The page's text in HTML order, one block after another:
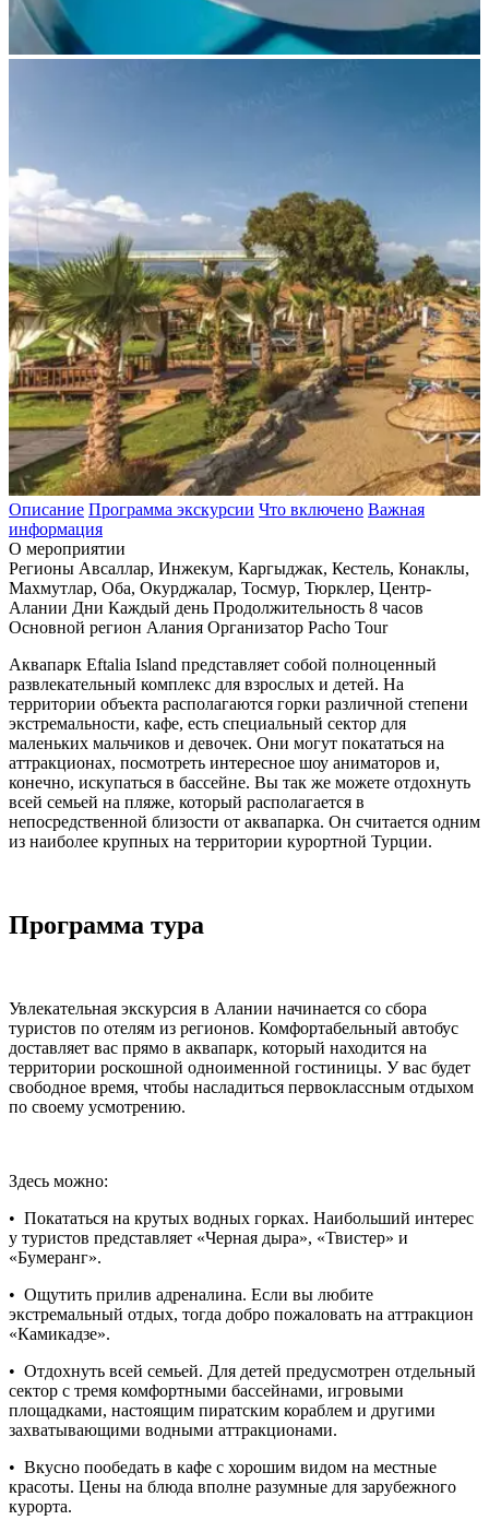
Описание Программа экскурсии Что включено Важная
информация
О мероприятии
Регионы Авсаллар, Инжекум, Каргыджак, Кестель, Конаклы,
Махмутлар, Оба, Окурджалар, Тосмур, Тюрклер, Центр-
Алании Дни Каждый день Продолжительность 8 часов
Основной регион Алания Организатор Pacho Tour
Аквапарк Eftalia Island представляет собой полноценный
развлекательный комплекс для взрослых и детей. На
территории объекта располагаются горки различной степени
экстремальности, кафе, есть специальный сектор для
маленьких мальчиков и девочек. Они могут покататься на
аттракционах, посмотреть интересное шоу аниматоров и,
конечно, искупаться в бассейне. Вы так же можете отдохнуть
всей семьей на пляже, который располагается в
непосредственной близости от аквапарка. Он считается одним
из наиболее крупных на территории курортной Турции.
Программа тура
Увлекательная экскурсия в Алании начинается со сбора
туристов по отелям из регионов. Комфортабельный автобус
доставляет вас прямо в аквапарк, который находится на
территории роскошной одноименной гостиницы. У вас будет
свободное время, чтобы насладиться первоклассным отдыхом
по своему усмотрению.
Здесь можно:
• Покататься на крутых водных горках. Наибольший интерес
у туристов представляет «Черная дыра», «Твистер» и
«Бумеранг».
• Ощутить прилив адреналина. Если вы любите
экстремальный отдых, тогда добро пожаловать на аттракцион
«Камикадзе».
• Отдохнуть всей семьей. Для детей предусмотрен отдельный
сектор с тремя комфортными бассейнами, игровыми
площадками, настоящим пиратским кораблем и другими
захватывающими водными аттракционами.
• Вкусно пообедать в кафе с хорошим видом на местные
красоты. Цены на блюда вполне разумные для зарубежного
курорта.